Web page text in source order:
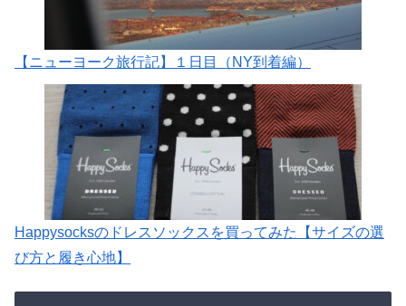
【ニューヨーク旅行記】１日目（NY到着編）
Happysocksのドレスソックスを買ってみた【サイズの選
び方と履き心地】